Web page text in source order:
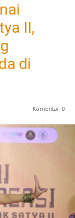
II,
di
Komentar 0